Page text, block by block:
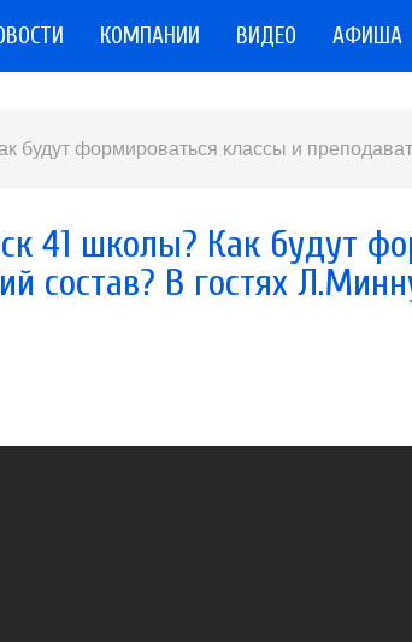
КОМПАНИИ ВИДЕО АФИША
будут формироваться классы и
41 школы? Как будут
состав? В гостях